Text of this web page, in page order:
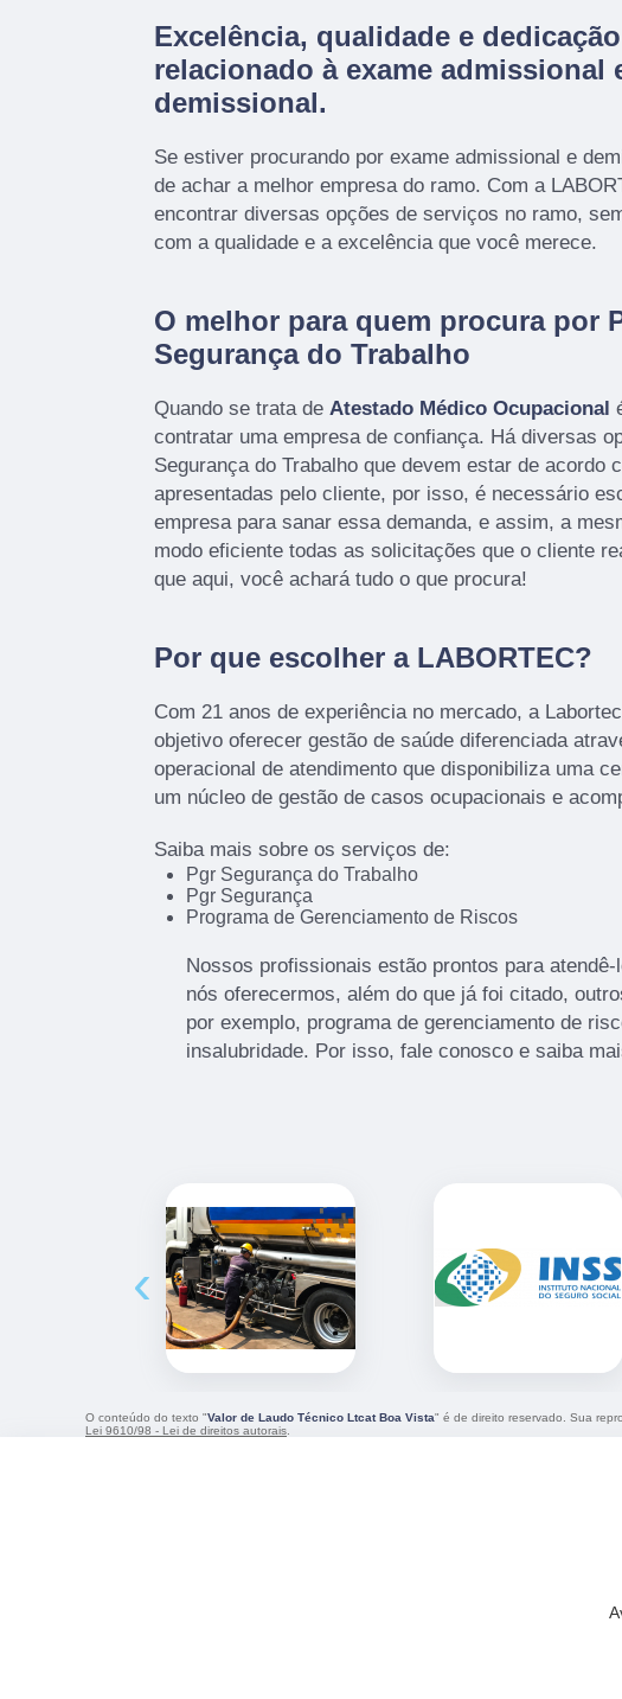
Excelência, qualidade e
relacionado à exame admissional
demissional.
Se estiver procurando por exame admissional e
de achar a melhor empresa do ramo. Com a
encontrar diversas opções de serviços no ramo,
com a qualidade e a excelência que você merece.
O melhor para quem procura por
Segurança do Trabalho
Quando se trata de Atestado Médico Ocupacional
contratar uma empresa de confiança. Há diversas
Segurança do Trabalho que devem estar de acordo
apresentadas pelo cliente, por isso, é necessário
empresa para sanar essa demanda, e assim, a
modo eficiente todas as solicitações que o cliente
que aqui, você achará tudo o que procura!
Por que escolher a LABORTEC?
Com 21 anos de experiência no mercado, a
objetivo oferecer gestão de saúde diferenciada
operacional de atendimento que disponibiliza uma
um núcleo de gestão de casos ocupacionais e
Saiba mais sobre os serviços de:
Pgr Segurança do Trabalho
Pgr Segurança
Programa de Gerenciamento de Riscos
Nossos profissionais estão prontos para atendê-
nós oferecermos, além do que já foi citado,
por exemplo, programa de gerenciamento de
insalubridade. Por isso, fale conosco e saiba
‹
O conteúdo do texto "Valor de Laudo Técnico Ltcat Boa Vista" é de direito reservado. Sua
Lei 9610/98 - Lei de direitos autorais